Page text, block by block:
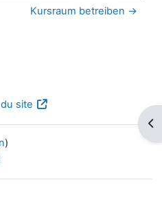
Kursraum betreiben →
site
)